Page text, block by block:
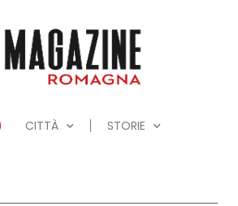
CITTÀ STORIE